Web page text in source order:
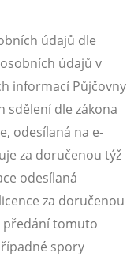
údajů dle
údajů v
informací Půjčovny
sdělení dle zákona
odesílaná na e-
za doručenou týž
odesílaná
za doručenou
předání tomuto
spory